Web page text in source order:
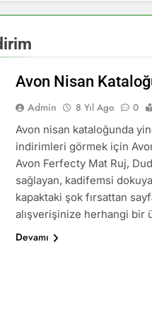
Avon Nisan
Admin 8 Yıl Ago 0
Avon nisan kataloğunda
indirimleri görmek için
Avon Ferfecty Mat Ruj,
sağlayan, kadifemsi
kapaktaki şok fırsattan
alışverişinize herhangi bir
Devamı